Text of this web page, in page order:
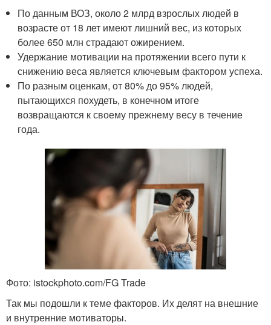
По данным ВОЗ, около 2 млрд взрослых людей в
возрасте от 18 лет имеют лишний вес, из которых
более 650 млн страдают ожирением.
Удержание мотивации на протяжении всего пути к
снижению веса является ключевым фактором успеха.
По разным оценкам, от 80% до 95% людей,
пытающихся похудеть, в конечном итоге
возвращаются к своему прежнему весу в течение
года.
Фото: istockphoto.com/FG Trade
Так мы подошли к теме факторов. Их делят на внешние
и внутренние мотиваторы.